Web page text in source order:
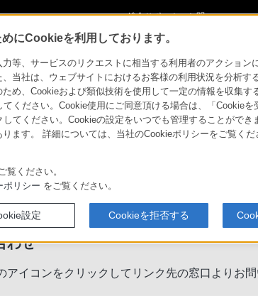
総合サポート・お問
に関するサポート・お問
わせ
イコンをクリックしてリンク先の窓口よりお問
にCookieを利用しております。
等、サービスのリクエストに相当する利用者のアクショ
当社は、ウェブサイトにおけるお客様の利用状況を分析す
め、Cookieおよび類似技術を使用して一定の情報を収集
ください。Cookie使用にご同意頂ける場合は、「Cookie
てください。Cookieの設定をいつでも管理することがで
ます。 詳細については、当社のCookieポリシーをご覧く
覧ください。
ポリシー をご覧ください。
設定 Cookieを拒否する